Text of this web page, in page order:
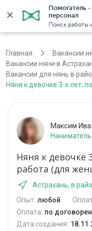
Помогатель
персонал
Поиск работы
Главная
Вакансии
Вакансии няни в
Вакансии для нянь в
Няня к девочке 3-х лет,
Максим
Наниматель
Няня к девочке
работа (для
Астрахань, в
Опыт: любой
Оплата: по
Дата создания: